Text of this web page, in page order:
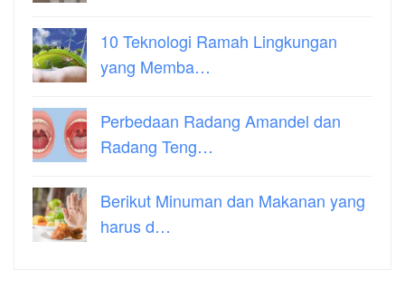
10 Teknologi Ramah Lingkungan
yang Memba…
Perbedaan Radang Amandel dan
Radang Teng…
Berikut Minuman dan Makanan yang
harus d…